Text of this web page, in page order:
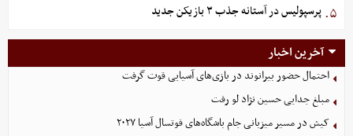
۵. پرسپولیس در آستانه جذب ۳ بازیکن جدید
آخرین اخبار
احتمال حضور بیرانوند در بازی‌های آسیایی قوت گرفت
مبلغ جدایی حسین نژاد لو رفت
کیش در مسیر میزبانی جام باشگاه‌های فوتسال آسیا ۲۰۲۷